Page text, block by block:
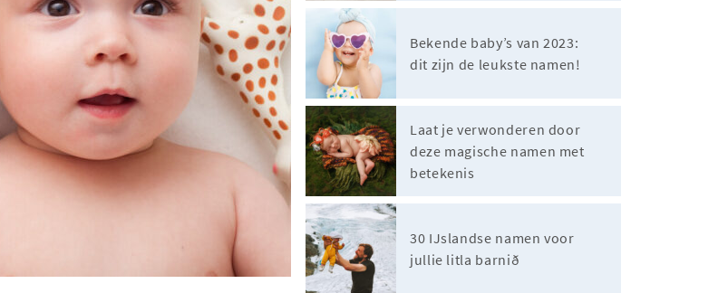
Bekende baby’s van 2023:
dit zijn de leukste namen!
Laat je verwonderen door
deze magische namen met
betekenis
30 IJslandse namen voor
jullie litla barnið